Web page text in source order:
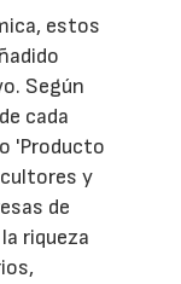
estos
Según
cada
'Producto
y
de
riqueza